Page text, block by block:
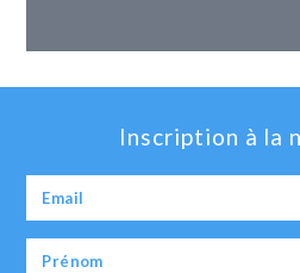
Inscription à la